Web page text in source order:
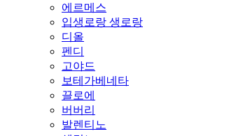
에르메스
입생로랑 생로랑
디올
펜디
고야드
보테가베네타
끌로에
버버리
발렌티노